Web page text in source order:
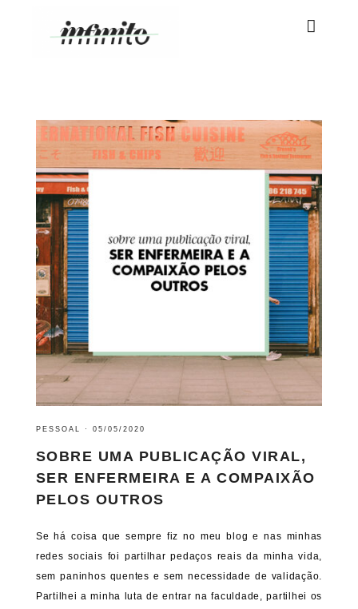
PESSOAL · 05/05/2020
SOBRE UMA PUBLICAÇÃO VIRAL,
SER ENFERMEIRA E A COMPAIXÃO
PELOS OUTROS
Se há coisa que sempre fiz no meu blog e nas minhas
redes sociais foi partilhar pedaços reais da minha vida,
sem paninhos quentes e sem necessidade de validação.
Partilhei a minha luta de entrar na faculdade, partilhei os